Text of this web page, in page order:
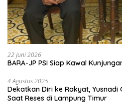
22 Juni 2026
BARA-JP PSI Siap Kawal
4 Agustus 2025
Dekatkan Diri ke Rakyat, Yusnadi
Saat Reses di Lampung Timur